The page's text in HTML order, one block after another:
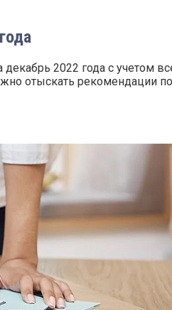
2022 года с
отыскать